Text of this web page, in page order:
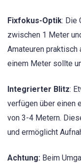
Fixfokus-Optik: Die
zwischen 1 Meter
Amateuren
einem Meter sollte
Integrierter Blitz:
verfügen über einen
von 3-4 Metern.
und ermöglicht
Achtung: Beim